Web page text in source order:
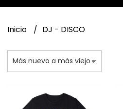
Inicio DJ - DISCO